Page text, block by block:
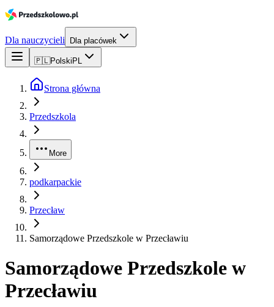
Dla nauczycieli Dla placówek
🇵🇱Polski PL
Strona główna
Przedszkola
More
podkarpackie
Przecław
Samorządowe Przedszkole w Przecławiu
Samorządowe Przedszkole w
Przecławiu